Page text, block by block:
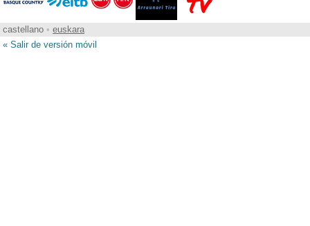
castellano • euskara
« Salir de versión móvil